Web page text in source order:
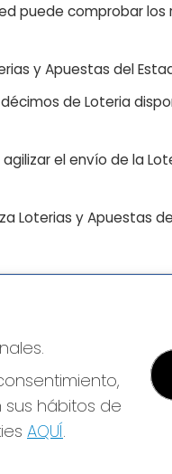
puede comprobar
y Apuestas del
de Loteria
el envío de la
Loterias y Apuestas
Política de Privacidad
Política de Cookies
Condiciones de
Tienda de Lotería
hábitos de
AQUÍ.